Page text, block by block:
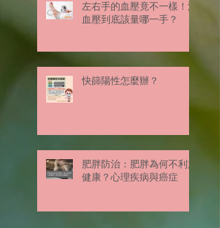
左右手的血壓竟不一樣！測
血壓到底該量哪一手？
快篩陽性怎麼辦？
肥胖防治：肥胖為何不利於
健康？心理疾病與癌症